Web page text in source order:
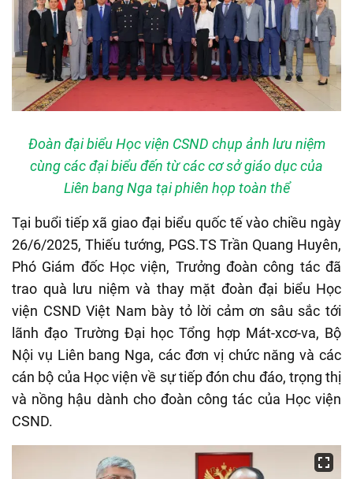
Đoàn đại biểu Học viện CSND chụp ảnh lưu niệm
cùng các đại biểu đến từ các cơ sở giáo dục của
Liên bang Nga tại phiên họp toàn thể
Tại buổi tiếp xã giao đại biểu quốc tế vào chiều ngày
26/6/2025, Thiếu tướng, PGS.TS Trần Quang Huyên,
Phó Giám đốc Học viện, Trưởng đoàn công tác đã
trao quà lưu niệm và thay mặt đoàn đại biểu Học
viện CSND Việt Nam bày tỏ lời cảm ơn sâu sắc tới
lãnh đạo Trường Đại học Tổng hợp Mát-xcơ-va, Bộ
Nội vụ Liên bang Nga, các đơn vị chức năng và các
cán bộ của Học viện về sự tiếp đón chu đáo, trọng thị
và nồng hậu dành cho đoàn công tác của Học viện
CSND.